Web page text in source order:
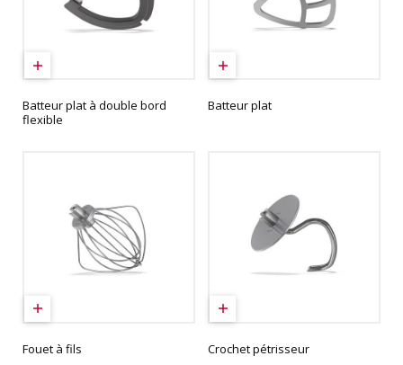
Batteur plat à double bord
flexible
Batteur plat
Fouet à fils Crochet pétrisseur